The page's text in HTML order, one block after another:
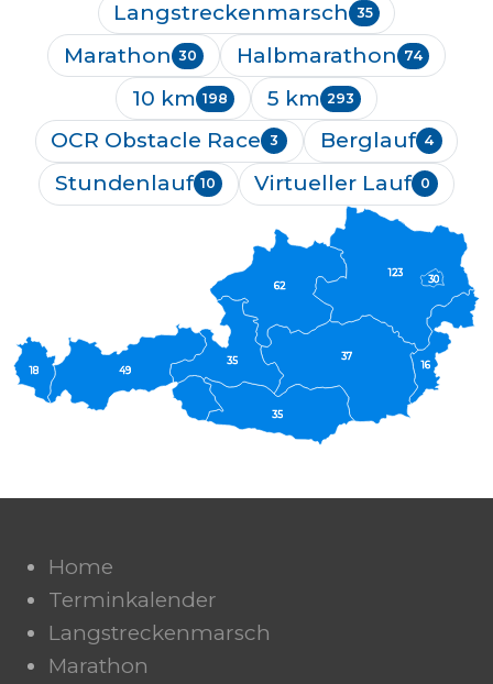
Langstreckenmarsch 35
Marathon 30 Halbmarathon 74
10 km 198 5 km 293
OCR Obstacle Race 3 Berglauf 4
Stundenlauf 10 Virtueller Lauf 0
18 16
37
35
62
35
49
123
30
Home
Terminkalender
Langstreckenmarsch
Marathon